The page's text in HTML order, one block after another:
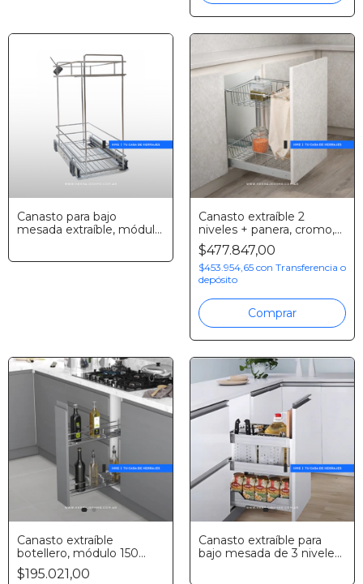
Canasto para bajo
mesada extraíble, módulo
Canasto extraíble 2
niveles + panera, cromo,
Starax
$477.847,00
$453.954,65 con Transferencia o
depósito
Comprar
Canasto extraíble
botellero, módulo 150
mm, cromo, Starax
$195.021,00
Canasto extraíble para
bajo mesada de 3 niveles